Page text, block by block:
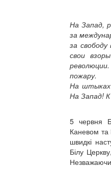
На Запад,
за
за свободу
свои
революции.
пожару.
На штыках
На Запад!
5 червня
Каневом та
швидкі
Білу